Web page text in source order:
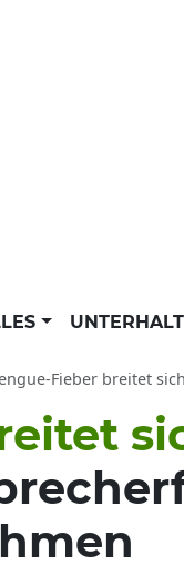
Fieber breitet sich